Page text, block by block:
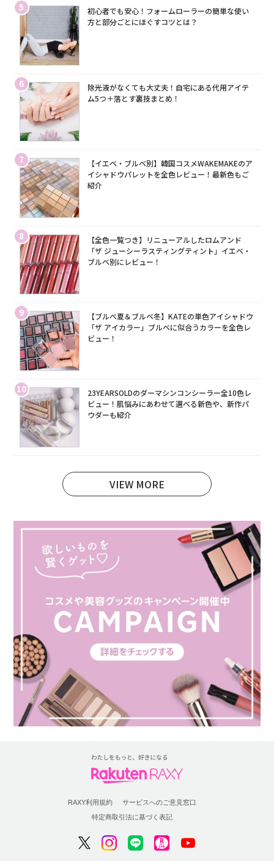
5
初心者でも安心！フォームローラーの簡単な使い
方と部分ごとにほぐすコツとは？
6
除光液がなくても大丈夫！自宅にある代用アイテ
ム5つ＋落とす裏技まとめ！
7
【イエベ・ブルベ別】韓国コスメWAKEMAKEのア
イシャドウパレットを全色レビュー！最新色もご
紹介
8
【全色一覧つき】リニューアルしたロムアンド
「ザ ジューシーラスティングティント」イエベ・
ブルベ別にレビュー！
9
【ブルベ夏＆ブルベ冬】KATEの単色アイシャドウ
「ザ アイカラー」ブルベに似合うカラーを全色レ
ビュー！
10
23YEARSOLDのダーマシンコンシーラー全10色レ
ビュー！肌悩みにあわせて選べる新色や、新作パ
ウダーも紹介
VIEW MORE
RAXY利用規約
サービスへのご意見窓口
特定商取引法に基づく表記